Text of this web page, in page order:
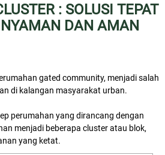
: SOLUSI TEPAT
DAN AMAN
gated community, menjadi salah
di kalangan masyarakat urban.
perumahan yang dirancang dengan
menjadi beberapa cluster atau blok,
yang ketat.